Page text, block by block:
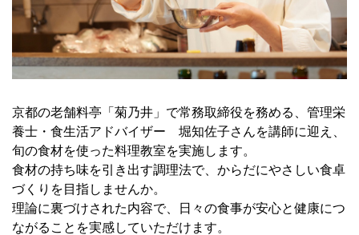
京都の老舗料亭「菊乃井」で常務取締役を務める、管理栄
養士・食生活アドバイザー 堀知佐子さんを講師に迎え、
旬の食材を使った料理教室を実施します。
食材の持ち味を引き出す調理法で、からだにやさしい食卓
づくりを目指しませんか。
理論に裏づけされた内容で、日々の食事が安心と健康につ
ながることを実感していただけます。